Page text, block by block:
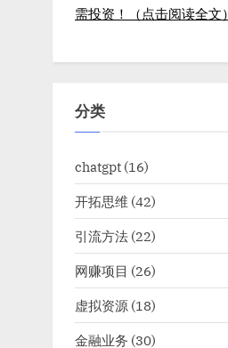
需投资！（点击阅读全文）
分类
chatgpt (16)
开拓思维 (42)
引流方法 (22)
网赚项目 (26)
虚拟资源 (18)
金融业务 (30)